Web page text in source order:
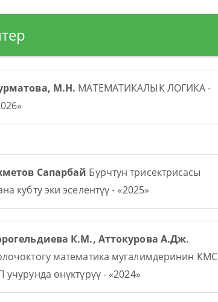
М.Н. МАТЕМАТИКАЛЫК ЛОГИКА -
Сапарбай Бурчтун трисектрисасы
кубту эки эселентүү - «2025»
К.М., Аттокурова А.Дж.
математика мугалимдеринин КМС
учурунда өнүктүрүү - «2024»